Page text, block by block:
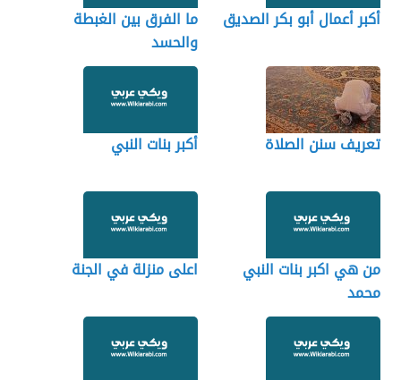
أكبر أعمال أبو بكر الصديق
ما الفرق بين الغبطة
والحسد
تعريف سنن الصلاة أكبر بنات النبي
من هي اكبر بنات النبي
محمد
اعلى منزلة في الجنة